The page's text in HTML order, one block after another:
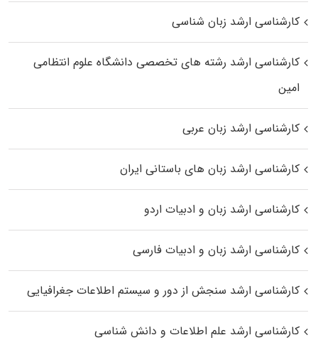
کارشناسی ارشد زبان شناسی
کارشناسی ارشد رﺷﺘﻪ ﻫﺎی تخصصی داﻧﺸﮕﺎه ﻋﻠﻮم انتظامی
اﻣﻴﻦ
کارشناسی ارشد زبان عربی
کارشناسی ارشد زبان‌ های باستانی ایران
کارشناسی ارشد زبان و ادبیات اردو
کارشناسی ارشد زبان و ادبیات فارسی
کارشناسی ارشد سنجش از دور و سیستم اطلاعات جغرافیایی
کارشناسی ارشد علم اطلاعات و دانش شناسی